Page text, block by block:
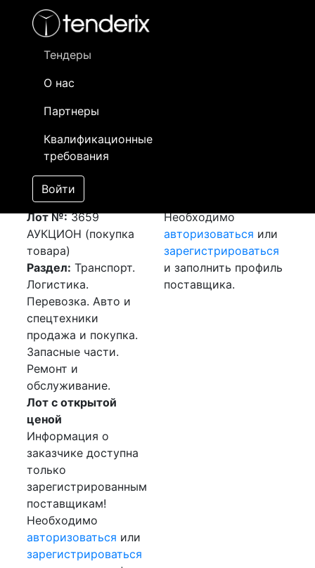
Тендеры
О нас
Партнеры
Квалификационные
требования
Войти
- активный лот
- сохраненный лот (не опубликован)
Закупка: Перевозка
г.Алматы (РК) -
г.Астана (РК)
[Завершен]
Победитель выбран
Лот №:3659
АУКЦИОН (покупка
товара)
Раздел: Транспорт.
Логистика.
Перевозка. Авто и
спецтехники
продажа и покупка.
Запасные части.
Ремонт и
обслуживание.
Лот с открытой
ценой
Информация о
заказчике доступна
только
зарегистрированным
поставщикам!
Необходимо
авторизоваться или
зарегистрироваться
Необходимо
авторизоваться или
зарегистрироваться
и заполнить профиль
поставщика.